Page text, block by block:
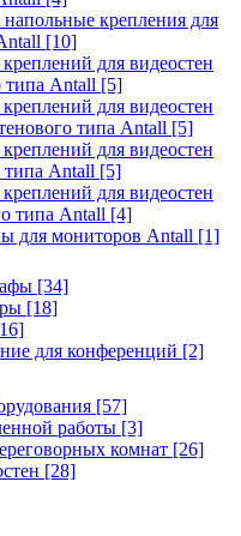
крепления для
[10]
для видеостен
типа Antall [5]
для видеостен
типа Antall [5]
для видеостен
типа Antall [5]
для видеостен
типа Antall [4]
для мониторов Antall [1]
[34]
[18]
для конференций [2]
[57]
работы [3]
комнат [26]
[28]